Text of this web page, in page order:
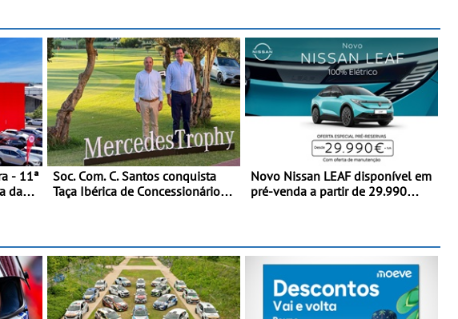
- 11ª
da
Soc. Com. C. Santos conquista
Taça Ibérica de Concessionários
Novo Nissan LEAF disponível em
pré-venda a partir de 29.990
clientes beneficiam da oferta de
3 anos de manutenção incluída